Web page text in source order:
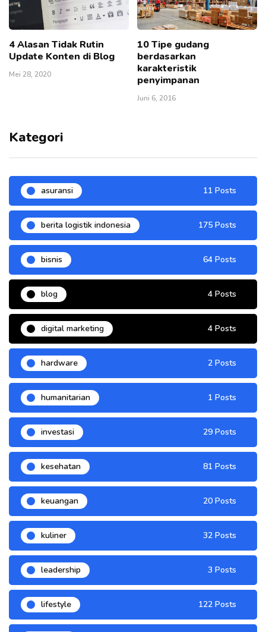
4 Alasan Tidak Rutin
Update Konten di Blog
Mei 28, 2020
10 Tipe gudang
berdasarkan
karakteristik
penyimpanan
Juni 6, 2016
Kategori
asuransi 11 Posts
berita logistik indonesia 175 Posts
bisnis 64 Posts
blog 4 Posts
digital marketing 4 Posts
hardware 2 Posts
humanitarian 1 Posts
investasi 29 Posts
kesehatan 81 Posts
keuangan 20 Posts
kuliner 32 Posts
leadership 3 Posts
lifestyle 122 Posts